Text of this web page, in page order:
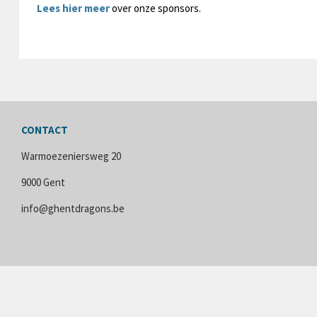
Lees hier meerover onze sponsors.
CONTACT
Warmoezeniersweg 20
9000 Gent
info@ghentdragons.be